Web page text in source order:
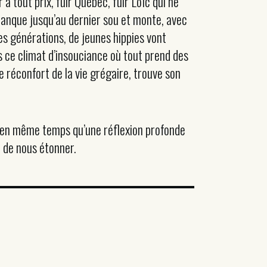
jusqu’au dernier sou et monte, avec
générations, de jeunes hippies vont
ce climat d’insouciance où tout prend des
réconfort de la vie grégaire, trouve son
même temps qu’une réflexion profonde
nous étonner.